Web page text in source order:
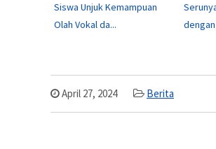
Siswa Unjuk Kemampuan
Olah Vokal da...
dengan
April 27, 2024 Berita